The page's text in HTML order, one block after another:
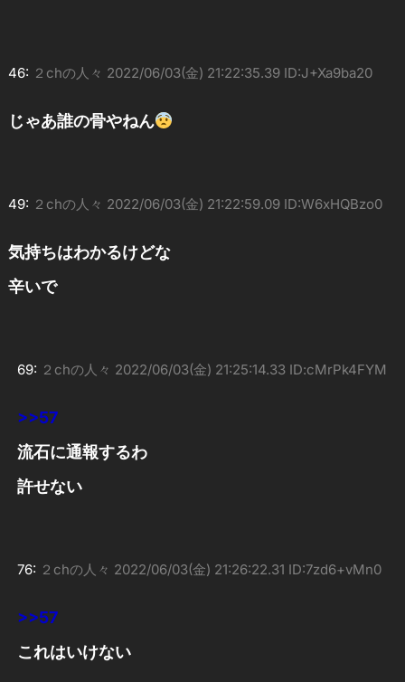
46: ２chの人々 2022/06/03(金) 21:22:35.39 ID:J+Xa9ba20
じゃあ誰の骨やねん
49: ２chの人々 2022/06/03(金) 21:22:59.09 ID:W6xHQBzo0
気持ちはわかるけどな
辛いで
69: ２chの人々 2022/06/03(金) 21:25:14.33 ID:cMrPk4FYM
>>57
流石に通報するわ
許せない
76: ２chの人々 2022/06/03(金) 21:26:22.31 ID:7zd6+vMn0
>>57
これはいけない